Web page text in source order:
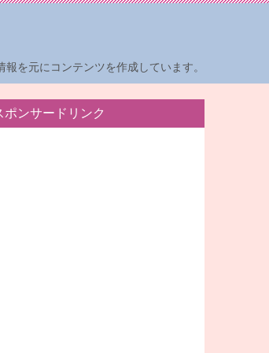
を元にコンテンツを作成しています。
ポンサードリンク